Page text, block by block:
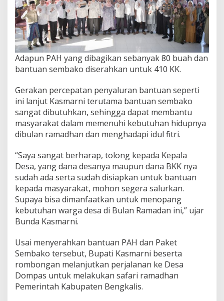
Adapun PAH yang dibagikan sebanyak 80 buah dan
bantuan sembako diserahkan untuk 410 KK.
Gerakan percepatan penyaluran bantuan seperti
ini lanjut Kasmarni terutama bantuan sembako
sangat dibutuhkan, sehingga dapat membantu
masyarakat dalam memenuhi kebutuhan hidupnya
dibulan ramadhan dan menghadapi idul fitri.
“Saya sangat berharap, tolong kepada Kepala
Desa, yang dana desanya maupun dana BKK nya
sudah ada serta sudah disiapkan untuk bantuan
kepada masyarakat, mohon segera salurkan.
Supaya bisa dimanfaatkan untuk menopang
kebutuhan warga desa di Bulan Ramadan ini,” ujar
Bunda Kasmarni.
Usai menyerahkan bantuan PAH dan Paket
Sembako tersebut, Bupati Kasmarni beserta
rombongan melanjutkan perjalanan ke Desa
Dompas untuk melakukan safari ramadhan
Pemerintah Kabupaten Bengkalis.